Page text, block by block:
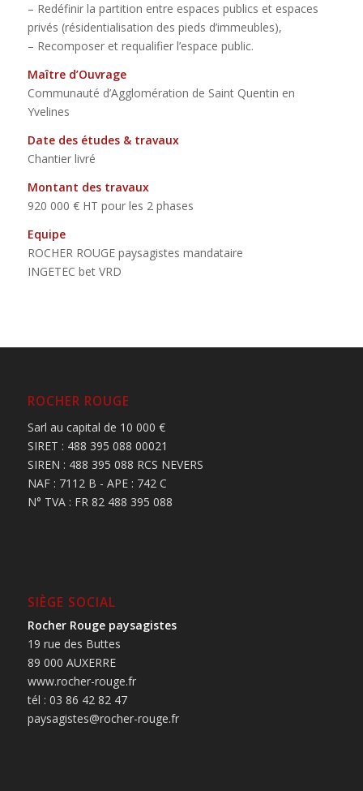
– Redéfinir la partition entre espaces publics et espaces
privés (résidentialisation des pieds d’immeubles),
– Recomposer et requalifier l’espace public.
Maître d’Ouvrage
Communauté d’Agglomération de Saint Quentin en
Yvelines
Date des études & travaux
Chantier livré
Montant des travaux
920 000 € HT pour les 2 phases
Equipe
ROCHER ROUGE paysagistes mandataire
INGETEC bet VRD
ROCHER ROUGE
Sarl au capital de 10 000 €
SIRET : 488 395 088 00021
SIREN : 488 395 088 RCS NEVERS
NAF : 7112 B - APE : 742 C
N° TVA : FR 82 488 395 088
SIÈGE SOCIAL
Rocher Rouge paysagistes
19 rue des Buttes
89 000 AUXERRE
www.rocher-rouge.fr
tél : 03 86 42 82 47
paysagistes@rocher-rouge.fr